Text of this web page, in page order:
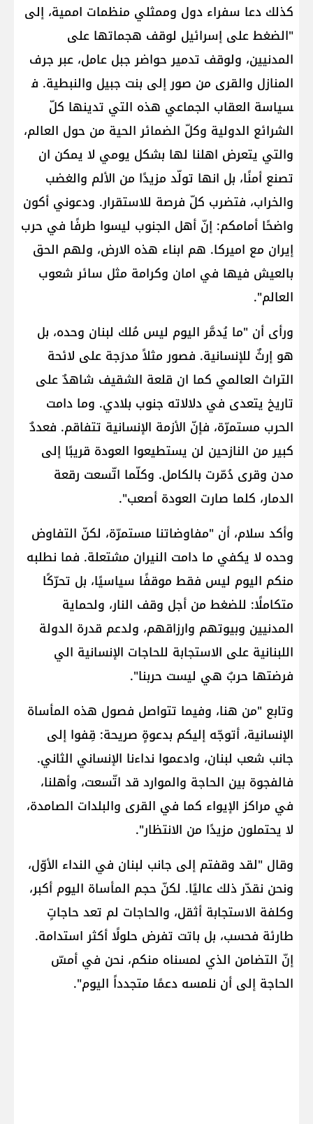
كذلك دعا سفراء دول وممثلي منظمات اممية، إلى
"الضغط على إسرائيل لوقف هجماتها على
المدنيين، ولوقف تدمير حواضر ​جبل عامل​، عبر جرف
المنازل والقرى من ​صور​ إلى ​بنت جبيل​ و​النبطية​. ف​
سياسة​ العقاب الجماعي هذه التي تدينها كلّ
الشرائع الدولية وكلّ الضمائر الحية من حول العالم،
والتي يتعرض اهلنا لها بشكل يومي لا يمكن ان
تصنع أمنًا، بل انها تولّد مزيدًا من الألم والغضب
والخراب، فتضرب كلّ فرصة للاستقرار. ودعوني أكون
واضحًا أمامكم: إنّ أهل الجنوب ليسوا طرفًا في حرب
إيران مع اميركا. هم ابناء هذه الارض، ولهم الحق
بالعيش فيها في امان وكرامة مثل سائر شعوب
العالم".
ورأى أن "ما يُدمَّر اليوم ليس مُلك لبنان وحده، بل
هو إرثٌ للإنسانية. فصور مثلاً مدرَجة على لائحة
التراث العالمي كما ان قلعة الشقيف شاهدٌ على
تاريخ يتعدى في دلالاته جنوب بلادي. وما دامت
الحرب مستمرّة، فإنّ الأزمة الإنسانية تتفاقم. فعددٌ
كبير من النازحين لن يستطيعوا العودة قريبًا إلى
مدن وقرى دُمّرت بالكامل. وكلّما اتّسعت رقعة
الدمار، كلما صارت العودة أصعب".
وأكد سلام، أن "مفاوضاتنا مستمرّة، لكنّ التفاوض
وحده لا يكفي ما دامت النيران مشتعلة. فما نطلبه
منكم اليوم ليس فقط موقفًا سياسيًا، بل تحرّكًا
متكاملًا: للضغط من أجل وقف النار، ولحماية
المدنيين وبيوتهم وارزاقهم، ولدعم قدرة الدولة
اللبنانية على الاستجابة للحاجات الإنسانية الي
فرضتها حربٌ هي ليست حربنا".
وتابع "من هنا، وفيما تتواصل فصول هذه المأساة
الإنسانية، أتوجّه إليكم بدعوةٍ صريحة: قِفوا إلى
جانب شعب لبنان، وادعموا نداءنا الإنساني الثاني.
فالفجوة بين الحاجة والموارد قد اتّسعت، وأهلنا،
في مراكز الإيواء كما في القرى والبلدات الصامدة،
لا يحتملون مزيدًا من الانتظار".
وقال "لقد وقفتم إلى جانب لبنان في النداء الأوّل،
ونحن نقدّر ذلك عاليًا. لكنّ حجم المأساة اليوم أكبر،
وكلفة الاستجابة أثقل، والحاجات لم تعد حاجاتٍ
طارئة فحسب، بل باتت تفرض حلولًا أكثر استدامة.
إنّ التضامن الذي لمسناه منكم، نحن في أمسّ
الحاجة إلى أن نلمسه دعمًا متجدداً اليوم".